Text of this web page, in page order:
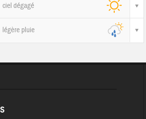
ciel dégagé
légère pluie